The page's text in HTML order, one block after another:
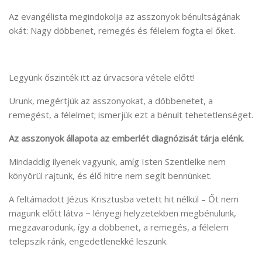
Az evangélista megindokolja az asszonyok bénultságának
okát: Nagy döbbenet, remegés és félelem fogta el őket.
Legyünk őszinték itt az úrvacsora vétele előtt!
Urunk, megértjük az asszonyokat, a döbbenetet, a
remegést, a félelmet; ismerjük ezt a bénult tehetetlenséget.
Az asszonyok állapota az emberlét diagnózisát tárja elénk.
Mindaddig ilyenek vagyunk, amíg Isten Szentlelke nem
könyörül rajtunk, és élő hitre nem segít bennünket.
A feltámadott Jézus Krisztusba vetett hit nélkül – Őt nem
magunk előtt látva − lényegi helyzetekben megbénulunk,
megzavarodunk, így a döbbenet, a remegés, a félelem
telepszik ránk, engedetlenekké leszünk.